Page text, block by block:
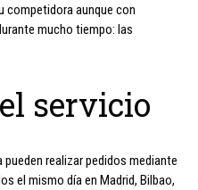
competidora aunque con
mucho tiempo: las
servicio
realizar pedidos mediante
el mismo día en Madrid, Bilbao,